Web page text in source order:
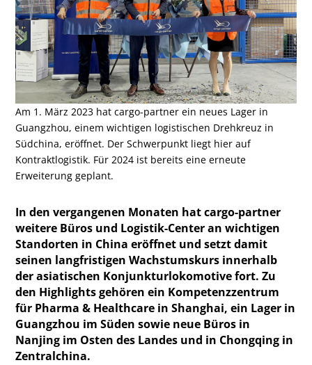
Am 1. März 2023 hat cargo-partner ein neues Lager in
Guangzhou, einem wichtigen logistischen Drehkreuz in
Südchina, eröffnet. Der Schwerpunkt liegt hier auf
Kontraktlogistik. Für 2024 ist bereits eine erneute
Erweiterung geplant.
In den vergangenen Monaten hat cargo-partner
weitere Büros und Logistik-Center an wichtigen
Standorten in China eröffnet und setzt damit
seinen langfristigen Wachstumskurs innerhalb
der asiatischen Konjunkturlokomotive fort. Zu
den Highlights gehören ein Kompetenzzentrum
für Pharma & Healthcare in Shanghai, ein Lager in
Guangzhou im Süden sowie neue Büros in
Nanjing im Osten des Landes und in Chongqing in
Zentralchina.